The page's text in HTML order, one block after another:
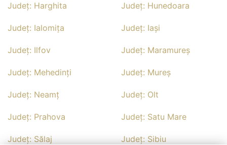
Județ: Harghita Județ: Hunedoara
Județ: Ialomiţa Județ: Iaşi
Județ: Ilfov Județ: Maramureş
Județ: Mehedinţi Județ: Mureş
Județ: Neamţ Județ: Olt
Județ: Prahova Județ: Satu Mare
Județ: Sălaj Județ: Sibiu